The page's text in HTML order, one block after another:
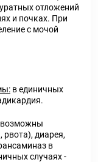
отложений
и почках. При
с мочой
в единичных
возможны
рвота), диарея,
в
случаях -